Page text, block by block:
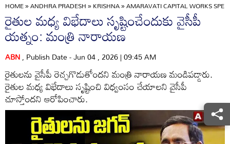
HOME»ANDHRA PRADESH»KRISHNA»AMARAVATI CAPITAL WORKS
రైతుల మధ్య విభేదాలు సృష్టించేందుకు వైసీపీ
యత్నం: మంత్రి నారాయణ
ABN, Publish Date - Jun 04 , 2026 | 09:45 AM
రైతులను వైసీపీ రెచ్చగొడుతోందని మంత్రి నారాయణ మండిపడ్డారు.
రైతుల మధ్య విభేదాలు సృష్టించి విధ్వంసం చేయాలని వైసీపీ
చూస్తోందని ఆరోపించారు.